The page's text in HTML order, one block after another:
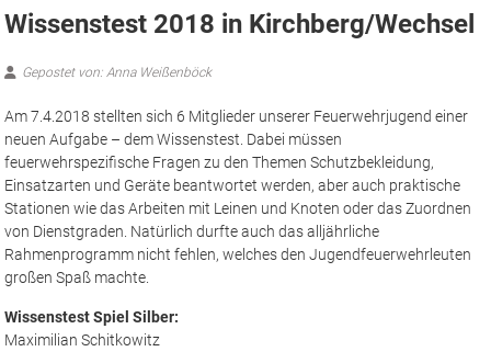
Wissenstest 2018 in Kirchberg/Wechsel
Gepostet von: Anna Weißenböck
Am 7.4.2018 stellten sich 6 Mitglieder unserer Feuerwehrjugend einer
neuen Aufgabe – dem Wissenstest. Dabei müssen
feuerwehrspezifische Fragen zu den Themen Schutzbekleidung,
Einsatzarten und Geräte beantwortet werden, aber auch praktische
Stationen wie das Arbeiten mit Leinen und Knoten oder das Zuordnen
von Dienstgraden. Natürlich durfte auch das alljährliche
Rahmenprogramm nicht fehlen, welches den Jugendfeuerwehrleuten
großen Spaß machte.
Wissenstest Spiel Silber:
Maximilian Schitkowitz